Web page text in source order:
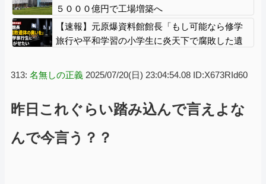
５０００億円で工場増築へ
【速報】元原爆資料館館長「もし可能なら修学
旅行や平和学習の小学生に炎天下で腐敗した遺
313: 名無しの正義 2025/07/20(日) 23:04:54.08 ID:X673RId60
昨日これぐらい踏み込んで言えよな
んで今言う？？